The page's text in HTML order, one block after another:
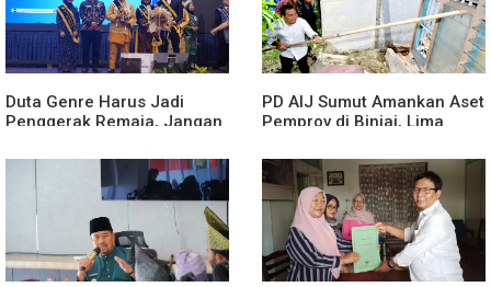
Duta Genre Harus Jadi
Penggerak Remaja, Jangan
PD AIJ Sumut Amankan Aset
Pemprov di Binjai, Lima
Ria Dibongkar